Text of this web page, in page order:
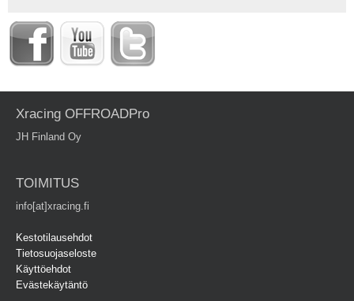
Xracing OFFROADPro
JH Finland Oy
TOIMITUS
info[at]xracing.fi
Kestotilausehdot
Tietosuojaseloste
Käyttöehdot
Evästekäytäntö